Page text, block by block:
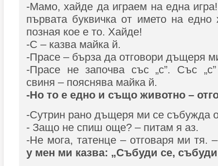
-Мамо, хайде да играем на една
първата буквичка от името на
позная кое е то. Хайде!
-С – казва майка й.
-Прасе – бърза да отговори дъщеря
-Прасе не започва със „с”. Със
свиня – пояснява майка й.
-Но то е едно и също животно –
-Сутрин рано дъщеря ми се събужда
- Защо не спиш още? – питам я аз.
-Не мога, татенце – отговаря ми тя.
у мен ми казва: „Събуди се, събуди